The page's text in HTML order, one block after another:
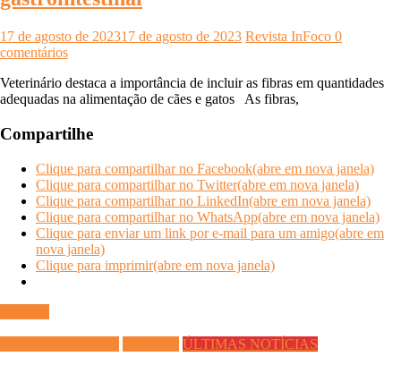
17 de agosto de 202317 de agosto de 2023 Revista InFoco 0
comentários
Veterinário destaca a importância de incluir as fibras em quantidades
adequadas na alimentação de cães e gatos As fibras,
Compartilhe
Clique para compartilhar no Facebook(abre em nova janela)
Clique para compartilhar no Twitter(abre em nova janela)
Clique para compartilhar no LinkedIn(abre em nova janela)
Clique para compartilhar no WhatsApp(abre em nova janela)
Clique para enviar um link por e-mail para um amigo(abre em
nova janela)
Clique para imprimir(abre em nova janela)
ÚLTIMAS NOTÍCIAS